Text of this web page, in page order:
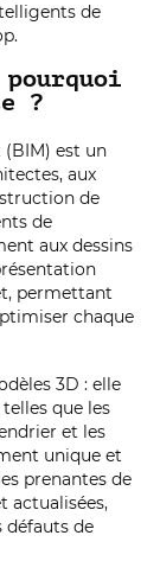
de
?
est un
aux
de
de
aux dessins
permettant
chaque
3D : elle
que les
et les
unique et
prenantes de
actualisées,
défauts de